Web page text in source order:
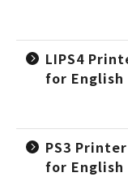
LIPS4
for English
PS3
for English